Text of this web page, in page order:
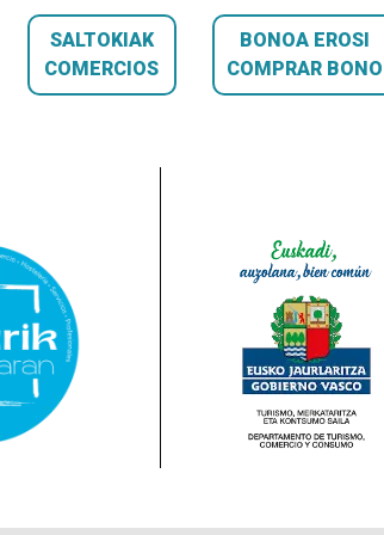
SALTOKIAK
COMERCIOS
BONOA EROSI
COMPRAR BONO